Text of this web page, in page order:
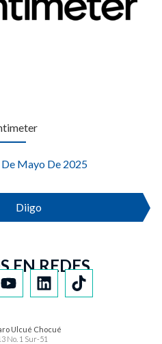
De Mayo De 2025
Diigo
EN REDES
Ulcué Chocué
No. 1 Sur-51